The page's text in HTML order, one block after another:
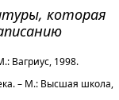
которая
Вагриус, 1998.
– М.: Высшая школа,